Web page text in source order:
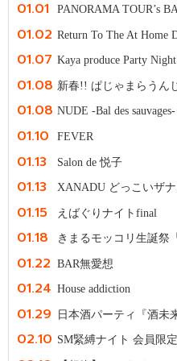
01.01 PANORAMA TOUR’s
01.02 Return To The At Home
01.07 Kaya produce Party
01.08 新春!! ぱじゃまらうん
01.08 NUDE -Bal des
01.10 FEVER
01.13 Salon de 悦子
01.13 XANADU どっこいザ
01.15 えばぐりナイトfinal
01.18 きまるモッコリ生誕祭
01.22 BAR無愛想
01.24 House addiction
01.29 日本酒パーティ『酒未
02.10 SM緊縛ナイト 会員限